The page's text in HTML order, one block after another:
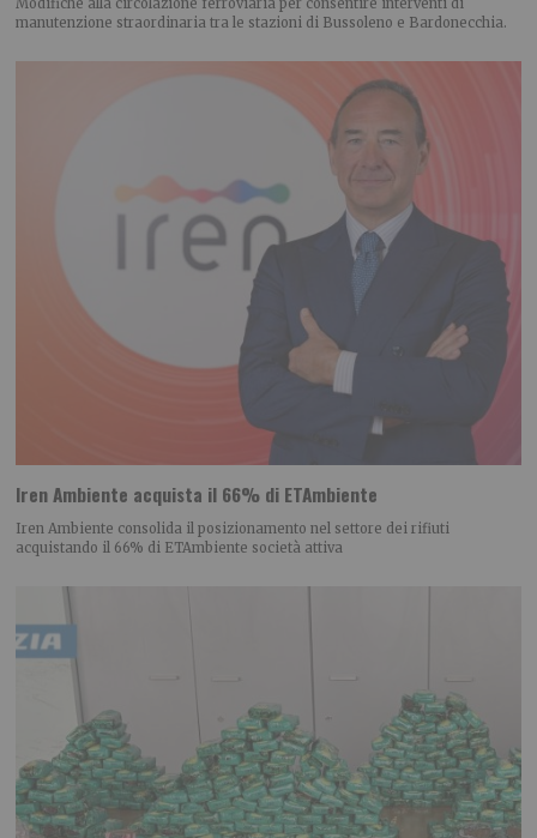
Modifiche alla circolazione ferroviaria per consentire interventi di
manutenzione straordinaria tra le stazioni di Bussoleno e Bardonecchia.
Iren Ambiente acquista il 66% di ETAmbiente
Iren Ambiente consolida il posizionamento nel settore dei rifiuti
acquistando il 66% di ETAmbiente società attiva